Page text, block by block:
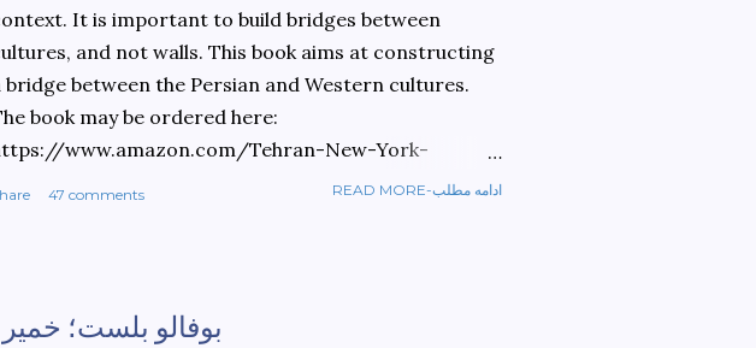
It is important to build bridges between
and not walls. This book aims at constructing
bridge between the Persian and Western cultures.
book may be ordered here:
www.amazon.com/Tehran-New-York-
47 comments READ MORE-ادامه مطلب
بوفالو بلست؛